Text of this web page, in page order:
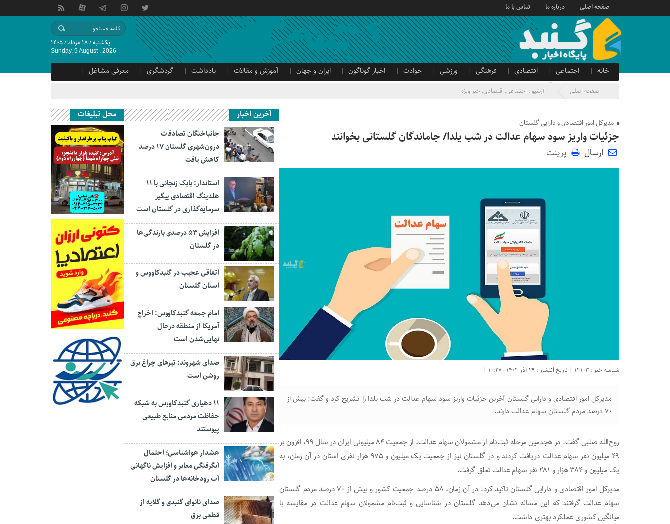
صفحه اصلی درباره ما تماس با ما
یکشنبه / ۱۸ مرداد / ۱۴۰۵
Sunday, 9 August , 2026
خانه اجتماعی اقتصادی فرهنگی ورزشی حوادث اخبار گوناگون ایران و جهان آموزش و مقالات یادداشت گردشگری
معرفی مشاغل
صدای شهروند
آگهی دولتی صفحه اصلی آرشیو : اجتماعی,اقتصادی,خبر ویژه
مدیرکل امور اقتصادی و دارایی گلستان
جزئیات واریز سود سهام عدالت در شب یلدا/ جاماندگان گلستانی بخوانند
ارسال پرینت
شناسه خبر : 13103 | تاریخ انتشار : 29 آذر 1403 - 10:27 |
مدیرکل امور اقتصادی و دارایی گلستان آخرین جزئیات واریز سود سهام عدالت در شب یلدا را تشریح کرد و گفت: بیش از
۷۰ درصد مردم گلستان سهام عدالت دارند.
روح‌الله صلبی گفت: در هجدمین مرحله ثبت‌نام از مشمولان سهام عدالت، از جمعیت ۸۴ میلیونی ایران در سال ۹۹، افزون بر
۴۹ میلیون نفر سهام عدالت دریافت کردند و در گلستان نیز از جمعیت یک میلیون و ۹۷۵ هزار نفری استان در آن زمان، به
یک میلیون و ۳۸۴ هزار و ۲۸۱ نفر سهام عدالت تعلق گرفت.
مدیرکل امور اقتصادی و دارایی گلستان تاکید کرد: در آن زمان، ۵۸ درصد جمعیت کشور و بیش از ۷۰ درصد مردم گلستان
سهام عدالت گرفتند که این مساله نشان می‌دهد گلستان در شناسایی و ثبت‌نام مشمولان سهام عدالت در مقایسه با
میانگین کشوری عملکرد بهتری داشت.
آخرین اخبار
جانباختگان تصادفات
درون‌شهری گلستان ۱۷ درصد
کاهش یافت
استاندار: بابک زنجانی با ۱۱
هلدینگ اقتصادی پیگیر
سرمایه‌گذاری در گلستان است
افزایش ۵۳ درصدی بارندگی‌ها
در گلستان
اتفاقی عجیب در‌ گنبدکاووس و
استان گلستان
امام جمعه گنبدکاووس: اخراج
آمریکا از منطقه درحال
نهایی‌شدن است
صدای شهروند: تیرهای چراغ برق
روشن است
۱۱ دهیاری گنبدکاووس به شبکه
حفاظت مردمی منابع طبیعی
پیوستند
هشدار هواشناسی؛ احتمال
آبگرفتگی معابر و افزایش ناگهانی
آب رودخانه‌ها در گلستان
صدای نانوای گنبدی و گلایه از
قطعی برق
محل تبلیغات